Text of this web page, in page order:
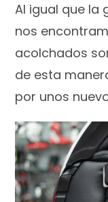
Al igual que la
nos
acolchados
de esta
por unos